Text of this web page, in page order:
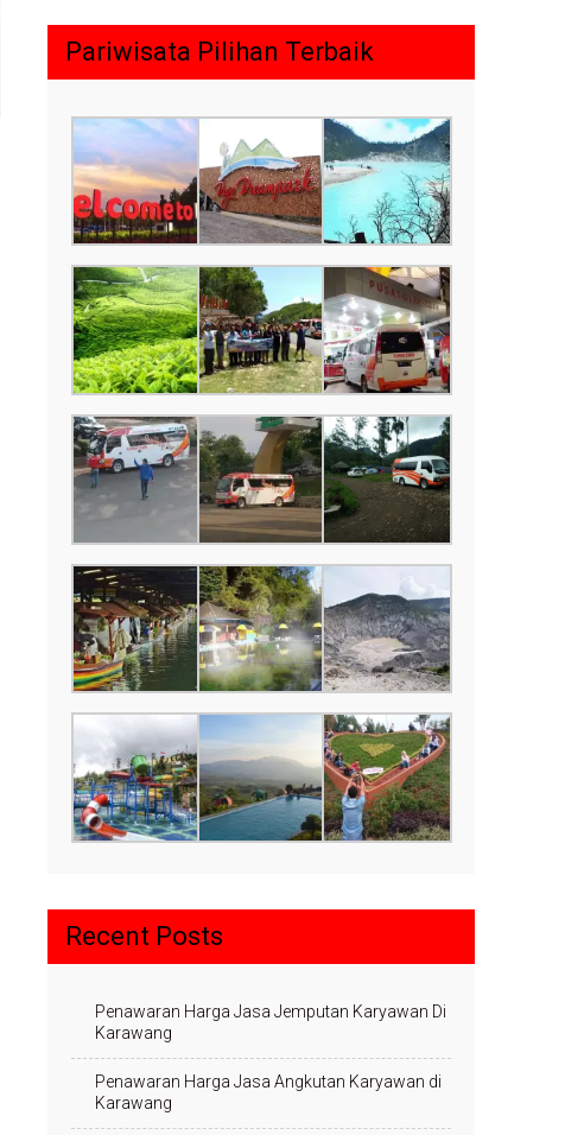
Pariwisata Pilihan Terbaik
Recent Posts
Penawaran Harga Jasa Jemputan Karyawan Di
Karawang
Penawaran Harga Jasa Angkutan Karyawan di
Karawang